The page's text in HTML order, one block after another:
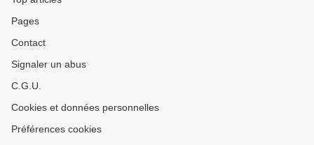
Pages
Contact
Signaler un abus
C.G.U.
Cookies et données personnelles
Préférences cookies